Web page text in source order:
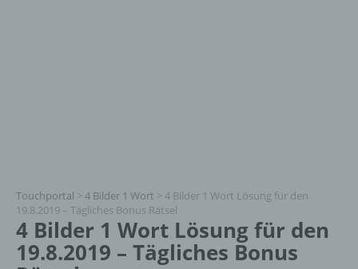
Touchportal > 4 Bilder 1 Wort > 4 Bilder 1 Wort Lösung für den
19.8.2019 – Tägliches Bonus Rätsel
4 Bilder 1 Wort Lösung für den
19.8.2019 – Tägliches Bonus